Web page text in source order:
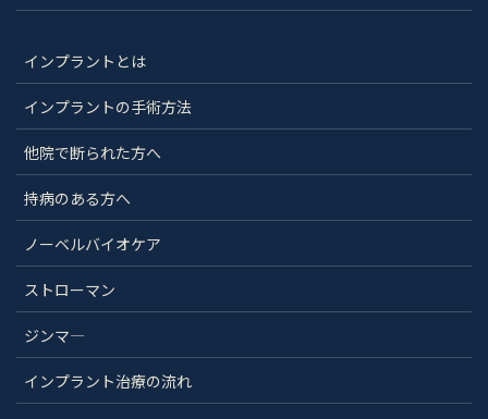
インプラントとは
インプラントの手術方法
他院で断られた方へ
持病のある方へ
ノーベルバイオケア
ストローマン
ジンマ―
インプラント治療の流れ